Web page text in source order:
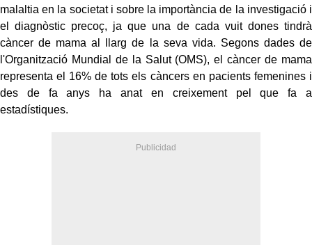
malaltia en la societat i sobre la importància de la investigació i
el diagnòstic precoç, ja que una de cada vuit dones tindrà
càncer de mama al llarg de la seva vida. Segons dades de
l'Organització Mundial de la Salut (OMS), el càncer de mama
representa el 16% de tots els càncers en pacients femenines i
des de fa anys ha anat en creixement pel que fa a
estadístiques.